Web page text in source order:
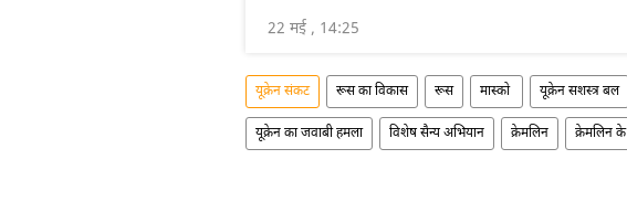
22 मई , 14:25
यूक्रेन संकट रूस का विकास रूस मास्को यूक्रेन सशस्त्र बल
यूक्रेन का जवाबी हमला विशेष सैन्य अभियान क्रेमलिन क्रेमलिन के